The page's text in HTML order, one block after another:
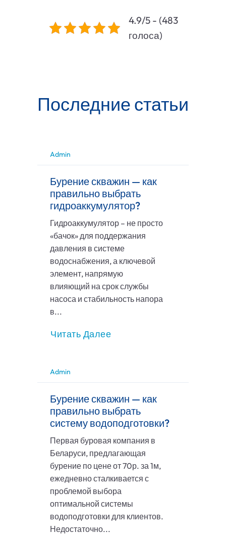
4.9/5 - (483
голоса)
Последние статьи
Admin
Бурение скважин — как
правильно выбрать
гидроаккумулятор?
Гидроаккумулятор – не просто
«бачок» для поддержания
давления в системе
водоснабжения, а ключевой
элемент, напрямую
влияющий на срок службы
насоса и стабильность напора
в...
Читать Далее
Admin
Бурение скважин — как
правильно выбрать
систему водоподготовки?
Первая буровая компания в
Беларуси, предлагающая
бурение по цене от 70р. за 1м,
ежедневно сталкивается с
проблемой выбора
оптимальной системы
водоподготовки для клиентов.
Недостаточно...